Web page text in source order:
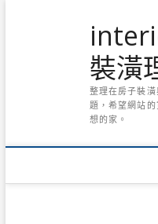
裝潢
整理在房子裝
題，希望網站
想的家。